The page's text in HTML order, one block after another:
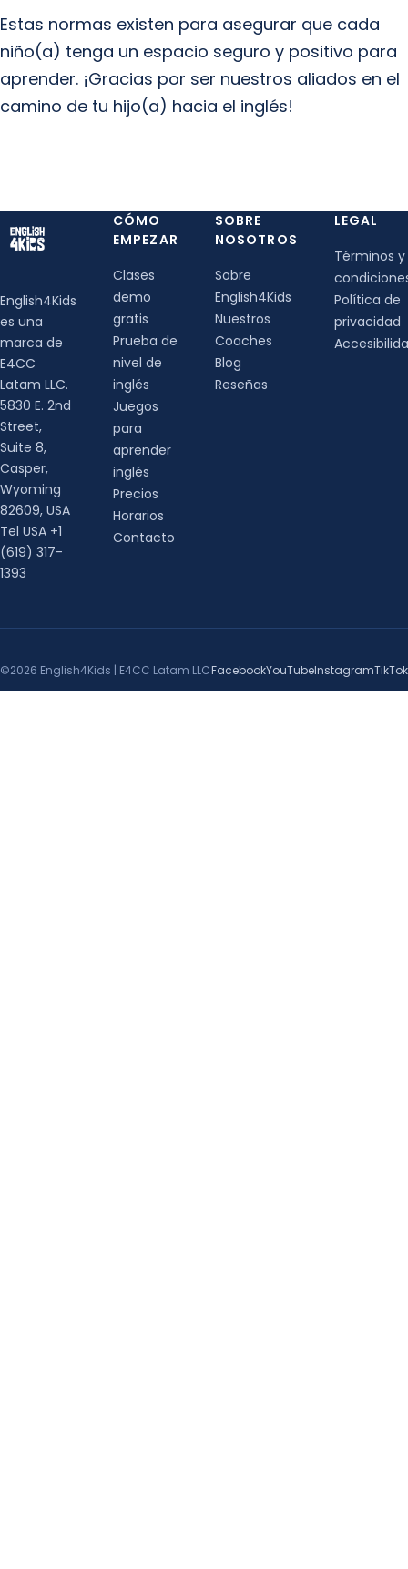
Estas normas existen para asegurar que cada
niño(a) tenga un espacio seguro y positivo para
aprender. ¡Gracias por ser nuestros aliados en el
camino de tu hijo(a) hacia el inglés!
English4Kids
es una
marca de
E4CC
Latam LLC.
5830 E. 2nd
Street,
Suite 8,
Casper,
Wyoming
82609, USA
Tel USA +1
(619) 317-
1393
CÓMO
EMPEZAR
Clases
demo
gratis
Prueba de
nivel de
inglés
Juegos
para
aprender
inglés
Precios
Horarios
Contacto
SOBRE
NOSOTROS
Sobre
English4Kids
Nuestros
Coaches
Blog
Reseñas
LEGAL
Términos y
Política de
privacidad
©2026 English4Kids | E4CC Latam LLCFacebookYouTubeInstagramTikTok